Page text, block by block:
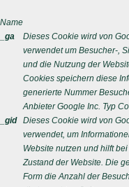
Name
_ga
Dieses Cookie wird von
verwendet um Besucher-,
und die Nutzung der
Cookies speichern diese
generierte Nummer
Anbieter Google Inc. Typ
_gid
Dieses Cookie wird von
verwendet, um
Website nutzen und hilft
Zustand der Website. Die
Form die Anzahl der